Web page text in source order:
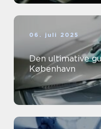
06. juli 2025
Den ultimative
København